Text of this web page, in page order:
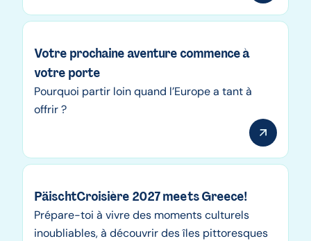
Votre prochaine aventure commence à
votre porte
Pourquoi partir loin quand l’Europe a tant à
offrir ?
PäischtCroisière 2027 meets Greece!
Prépare-toi à vivre des moments culturels
inoubliables, à découvrir des îles pittoresques